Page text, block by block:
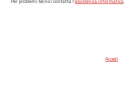
Accedi